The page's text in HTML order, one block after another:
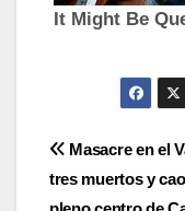
de
Masacre en el
tres muertos y